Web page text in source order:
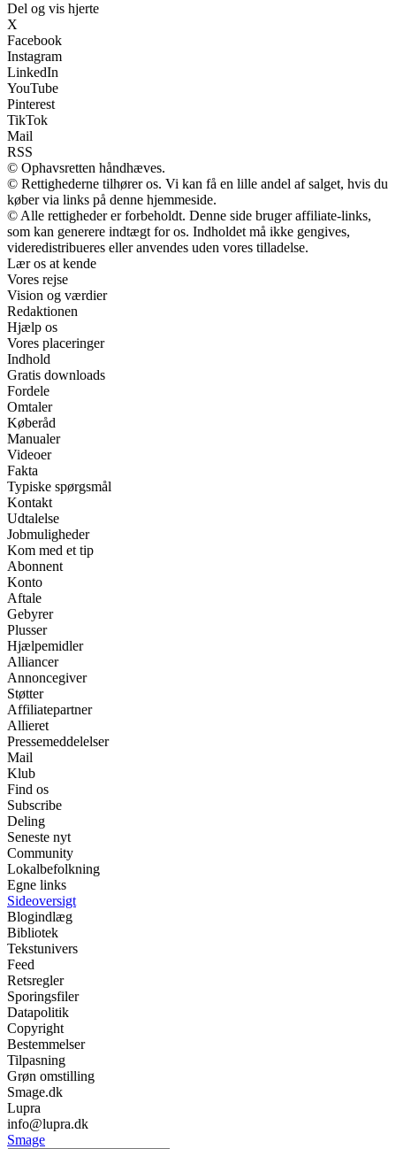
Del og vis hjerte
X
Facebook
Instagram
LinkedIn
YouTube
Pinterest
TikTok
Mail
RSS
© Ophavsretten håndhæves.
© Rettighederne tilhører os. Vi kan få en lille andel af salget, hvis du
køber via links på denne hjemmeside.
© Alle rettigheder er forbeholdt. Denne side bruger affiliate-links,
som kan generere indtægt for os. Indholdet må ikke gengives,
videredistribueres eller anvendes uden vores tilladelse.
Lær os at kende
Vores rejse
Vision og værdier
Redaktionen
Hjælp os
Vores placeringer
Indhold
Gratis downloads
Fordele
Omtaler
Køberåd
Manualer
Videoer
Fakta
Typiske spørgsmål
Kontakt
Udtalelse
Jobmuligheder
Kom med et tip
Abonnent
Konto
Aftale
Gebyrer
Plusser
Hjælpemidler
Alliancer
Annoncegiver
Støtter
Affiliatepartner
Allieret
Pressemeddelelser
Mail
Klub
Find os
Subscribe
Deling
Seneste nyt
Community
Lokalbefolkning
Egne links
Sideoversigt
Blogindlæg
Bibliotek
Tekstunivers
Feed
Retsregler
Sporingsfiler
Datapolitik
Copyright
Bestemmelser
Tilpasning
Grøn omstilling
Smage.dk
Lupra
info@lupra.dk
Smage